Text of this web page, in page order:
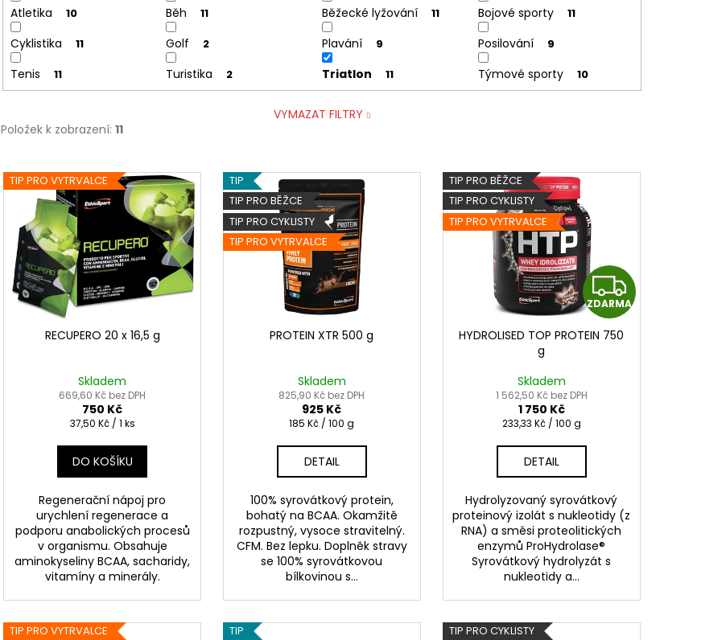
Atletika 10 Běh 11 Běžecké lyžování 11 Bojové sporty 11
Cyklistika 11 Golf 2 Plavání 9 Posilování 9
Tenis 11 Turistika 2 Triatlon 11 Týmové sporty 10
VYMAZAT FILTRY
Položek k zobrazení: 11
V
ýTIP PRO VYTRVALCE
RECUPERO 20 x 16,5 g
Skladem
669,60 Kč bez DPH
750 Kč
Měrná
37,50 Kč / 1 ks
DO KOŠÍKU
Regenerační nápoj pro
urychlení regenerace a
podporu anabolických procesů
v organismu. Obsahuje
aminokyseliny BCAA, sacharidy,
vitamíny a minerály.
TIP
TIP PRO BĚŽCE
TIP PRO CYKLISTY
TIP PRO VYTRVALCE
PROTEIN XTR 500 g
Skladem
825,90 Kč bez DPH
925 Kč
Měrná
185 Kč / 100 g
DETAIL
100% syrovátkový protein,
bohatý na BCAA. Okamžitě
rozpustný, vysoce stravitelný.
CFM. Bez lepku. Doplněk stravy
se 100% syrovátkovou
bílkovinou s...
TIP PRO BĚŽCE
TIP PRO CYKLISTY
TIP PRO VYTRVALCE
Z
D
ZDARMA
HYDROLISED TOP PROTEIN 750
g
Skladem
1 562,50 Kč bez DPH
1 750 Kč
Měrná
233,33 Kč / 100 g
DETAIL
Hydrolyzovaný syrovátkový
proteinový izolát s nukleotidy (z
RNA) a směsi proteolitických
enzymů ProHydrolase®
Syrovátkový hydrolyzát s
nukleotidy a...
TIP PRO VYTRVALCE
TIP
TIP PRO CYKLISTY